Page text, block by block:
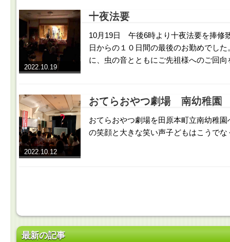
2022.10.19
十夜法要
10月19日 午後6時より十夜法要を捧修
日からの１０日間の最後のお勤めでし
に、虫の音とともにご先祖様へのご回
2022.10.12
おてらおやつ劇場 南幼稚園
おてらおやつ劇場を田原本町立南幼稚
の笑顔と大きな笑い声子どもはこうでな
最新の記事